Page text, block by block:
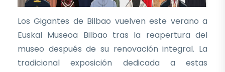
Los Gigantes de Bilbao vuelven este verano a
Euskal Museoa Bilbao tras la reapertura del
museo después de su renovación integral. La
tradicional exposición dedicada a estas